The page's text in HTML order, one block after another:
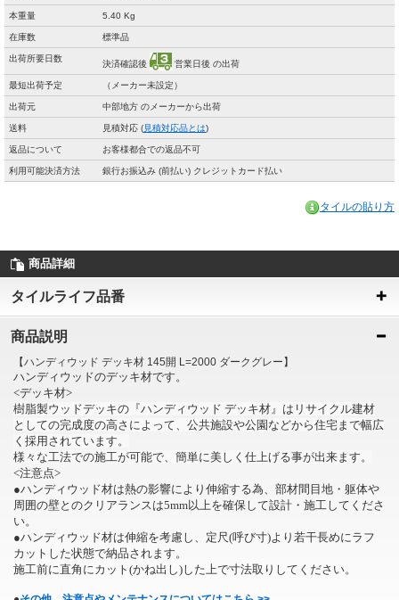
本重量 5.40 Kg
在庫数 標準品
出荷所要日数
決済確認後 営業日後 の出荷
最短出荷予定 （メーカー未設定）
出荷元 中部地方 のメーカーから出荷
送料 見積対応 (見積対応品とは)
返品について お客様都合での返品不可
利用可能決済方法 銀行お振込み (前払い) クレジットカード払い
タイルの貼り方
商品詳細
タイルライフ品番
商品説明
【ハンディウッド デッキ材 145開 L=2000 ダークグレー】
ハンディウッドのデッキ材です。
<デッキ材>
樹脂製ウッドデッキの『ハンディウッド デッキ材』はリサイクル建材
としての完成度の高さによって、公共施設や公園などから住宅まで幅広
く採用されています。
様々な工法での施工が可能で、簡単に美しく仕上げる事が出来ます。
<注意点>
●ハンディウッド材は熱の影響により伸縮する為、部材間目地・躯体や
周囲の壁とのクリアランスは5mm以上を確保して設計・施工してくださ
い。
●ハンディウッド材は伸縮を考慮し、定尺(呼び寸)より若干長めにラフ
カットした状態で納品されます。
施工前に直角にカット(かね出し)した上で寸法取りしてください。